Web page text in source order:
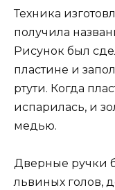
Техника
получила
Рисунок был
пластине и
ртути. Когда
испарилась, и
медью.
Дверные ручки
львиных голов,